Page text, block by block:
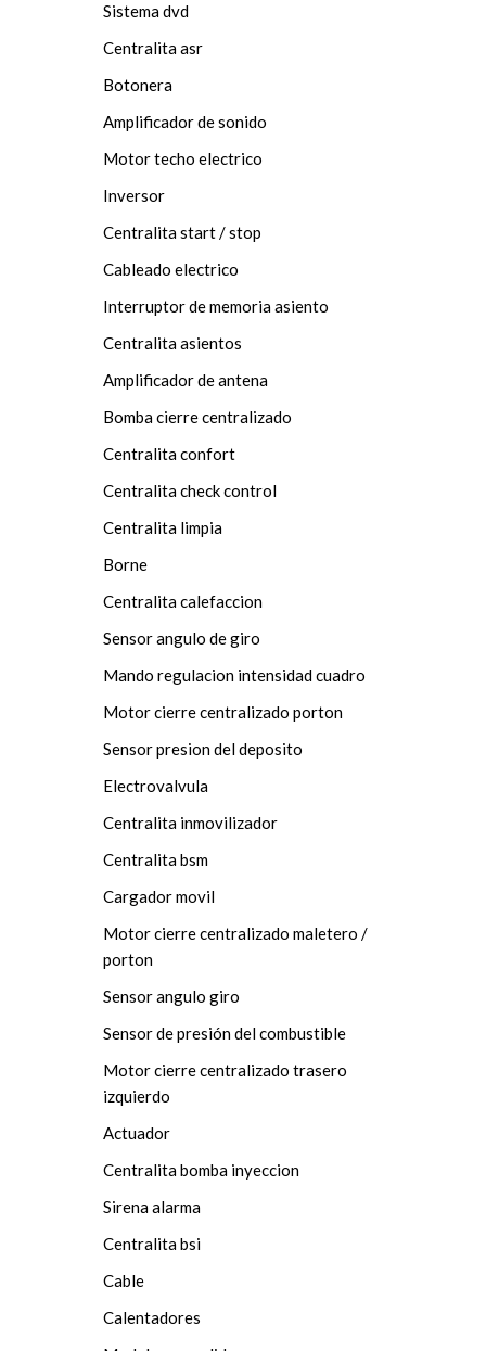
Sistema dvd
Centralita asr
Botonera
Amplificador de sonido
Motor techo electrico
Inversor
Centralita start / stop
Cableado electrico
Interruptor de memoria asiento
Centralita asientos
Amplificador de antena
Bomba cierre centralizado
Centralita confort
Centralita check control
Centralita limpia
Borne
Centralita calefaccion
Sensor angulo de giro
Mando regulacion intensidad cuadro
Motor cierre centralizado porton
Sensor presion del deposito
Electrovalvula
Centralita inmovilizador
Centralita bsm
Cargador movil
Motor cierre centralizado maletero /
porton
Sensor angulo giro
Sensor de presión del combustible
Motor cierre centralizado trasero
izquierdo
Actuador
Centralita bomba inyeccion
Sirena alarma
Centralita bsi
Cable
Calentadores